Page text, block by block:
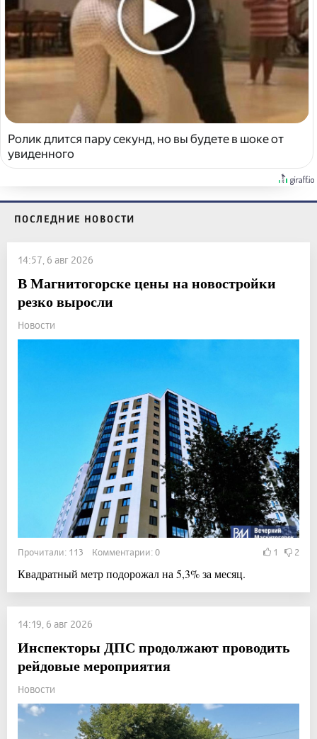
Ролик длится пару секунд, но вы будете в шоке от
увиденного
ПОСЛЕДНИЕ НОВОСТИ
14:57, 6 авг 2026
В Магнитогорске цены на новостройки
резко выросли
Новости
Прочитали: 113 Комментарии: 0 1 2
Квадратный метр подорожал на 5,3% за месяц.
14:19, 6 авг 2026
Инспекторы ДПС продолжают проводить
рейдовые мероприятия
Новости